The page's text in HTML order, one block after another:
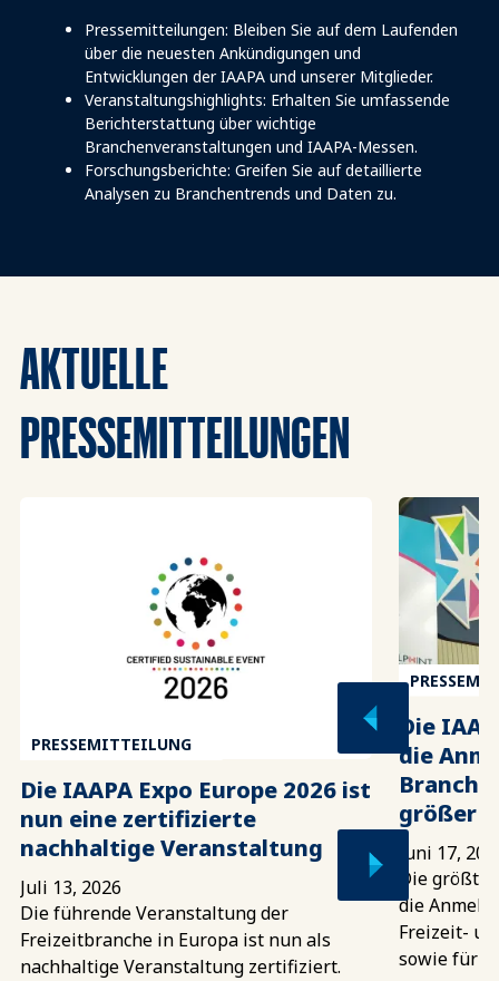
Pressemitteilungen: Bleiben Sie auf dem Laufenden
über die neuesten Ankündigungen und
Entwicklungen der IAAPA und unserer Mitglieder.
Veranstaltungshighlights: Erhalten Sie umfassende
Berichterstattung über wichtige
Branchenveranstaltungen und IAAPA-Messen.
Forschungsberichte: Greifen Sie auf detaillierte
Analysen zu Branchentrends und Daten zu.
AKTUELLE
PRESSEMITTEILUNGEN
PRESSEMITTEILUNG
Die IAAPA Expo Europe 2026 ist
nun eine zertifizierte
nachhaltige Veranstaltung
Juli 13, 2026
Die führende Veranstaltung der
Freizeitbranche in Europa ist nun als
nachhaltige Veranstaltung zertifiziert.
Die
die
größer
Juni 17,
Die
die
Freizeit-
sowie für